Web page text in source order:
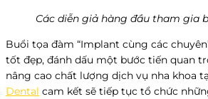
Các diễn giả hàng đầu tham gia
Buổi tọa đàm “Implant cùng các
tốt đẹp, đánh dấu một bước tiến quan
nâng cao chất lượng dịch vụ nha khoa
Dental cam kết sẽ tiếp tục tổ chức